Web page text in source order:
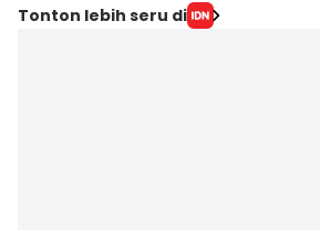
Editor
Tonton lebih seru di